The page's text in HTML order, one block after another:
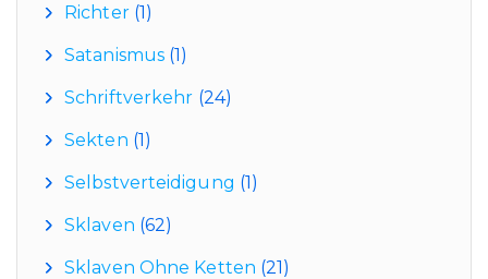
Richter(1)
Satanismus (1)
Schriftverkehr (24)
Sekten (1)
Selbstverteidigung (1)
Sklaven (62)
Sklaven Ohne Ketten (21)